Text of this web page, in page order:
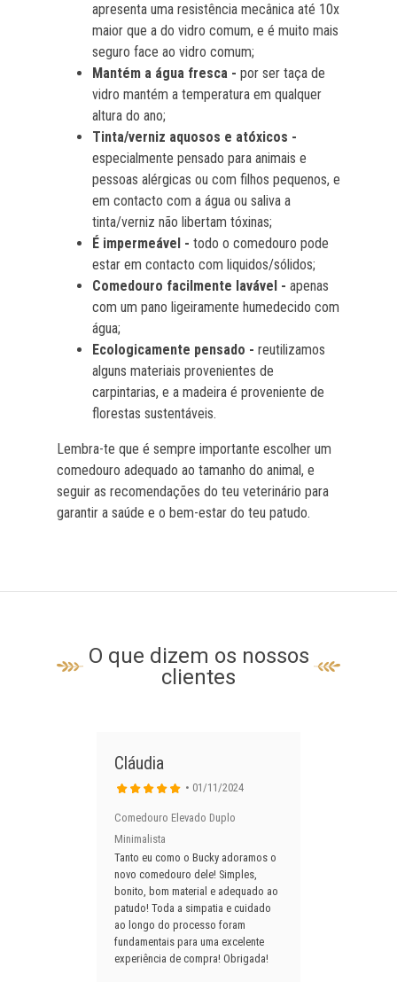
apresenta uma resistência mecânica até 10x
maior que a do vidro comum, e é muito mais
seguro face ao vidro comum;
Mantém a água fresca - por ser taça de
vidro mantém a temperatura em qualquer
altura do ano;
Tinta/verniz aquosos e atóxicos -
especialmente pensado para animais e
pessoas alérgicas ou com filhos pequenos, e
em contacto com a água ou saliva a
tinta/verniz não libertam tóxinas;
É impermeável - todo o comedouro pode
estar em contacto com liquidos/sólidos;
Comedouro facilmente lavável - apenas
com um pano ligeiramente humedecido com
água;
Ecologicamente pensado - reutilizamos
alguns materiais provenientes de
carpintarias, e a madeira é proveniente de
florestas sustentáveis.
Lembra-te que é sempre importante escolher um
comedouro adequado ao tamanho do animal, e
seguir as recomendações do teu veterinário para
garantir a saúde e o bem-estar do teu patudo.
O que dizem os nossos
clientes
Cláudia
• 01/11/2024
Comedouro Elevado Duplo
Minimalista
Tanto eu como o Bucky adoramos o
novo comedouro dele! Simples,
bonito, bom material e adequado ao
patudo! Toda a simpatia e cuidado
ao longo do processo foram
fundamentais para uma excelente
experiência de compra! Obrigada!